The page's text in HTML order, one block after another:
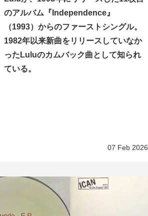
のアルバム『Independence』
（1993）からのファーストシングル。
1982年以来新曲をリリースしていなか
ったLuluのカムバック曲として知られ
ている。
07 Feb 2026